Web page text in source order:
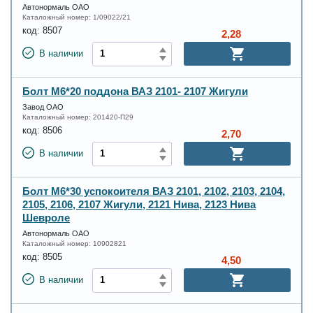
Автонормаль ОАО
Каталожный номер: 1/09022/21
код: 8507
В наличии
2,28
Болт М6*20 поддона ВАЗ 2101- 2107 Жигули
Завод ОАО
Каталожный номер: 201420-П29
код: 8506
В наличии
2,70
Болт М6*30 успокоителя ВАЗ 2101, 2102, 2103, 2104,
2105, 2106, 2107 Жигули, 2121 Нива, 2123 Нива
Шевроле
Автонормаль ОАО
Каталожный номер: 10902821
код: 8505
В наличии
4,50